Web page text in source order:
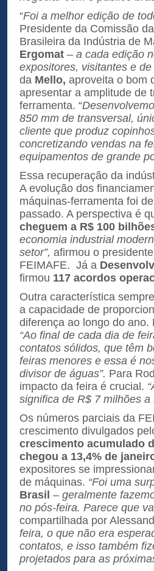
“Foi a melhor edição de
Presidente da Comissão
Brasileira da Indústria de
Ergomat – a cada edição
expositores, visitantes e de
da Mello, aproveita o bom
apresentar a amplitude de
ferramenta. “
850 mm de transversal,
cliente que produz
concretizando vendas na
equipamentos de grande
Essa recuperação da
A evolução dos
máquinas-ferramenta foi
passado. A perspectiva é
cheguem a R$ 100
economia industrial
setor”, afirmou o
FEIMAFE. Já a
firmou 117 acordos
Outra característica
a capacidade de
diferença ao longo do
“Ao final de cada dia de
contatos sólidos, que têm
feiras menores e essa é
divisor de águas”. Para
impacto da feira é crucial.
significa de R$ 7 milhões a
Os números parciais da
crescimento divulgados
crescimento acumulado
chegou a 13,4% de
expositores se
de máquinas. “Foi uma
Brasil – geralmente
no pós-feira. Parece que
compartilhada por
feira, o que não era
contatos, e isso também
projetados para as